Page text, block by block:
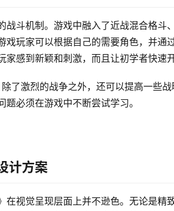
战斗机制。游戏中融入了近战混合格斗
戏玩家可以根据自己的需要角色，并通
感到新颖和刺激，而且让初学者快速
除了激烈的战争之外，还可以提高一些
必须在游戏中不断尝试学习。
计方案
在视觉呈现层面上并不逊色。无论是精